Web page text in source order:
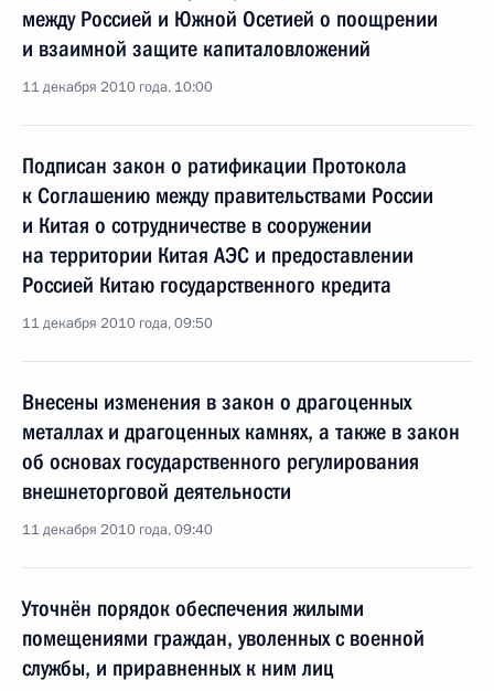
между Россией и Южной Осетией о поощрении
и взаимной защите капиталовложений
11 декабря 2010 года, 10:00
Подписан закон о ратификации Протокола
к Соглашению между правительствами России
и Китая о сотрудничестве в сооружении
на территории Китая АЭС и предоставлении
Россией Китаю государственного кредита
11 декабря 2010 года, 09:50
Внесены изменения в закон о драгоценных
металлах и драгоценных камнях, а также в закон
об основах государственного регулирования
внешнеторговой деятельности
11 декабря 2010 года, 09:40
Уточнён порядок обеспечения жилыми
помещениями граждан, уволенных с военной
службы, и приравненных к ним лиц